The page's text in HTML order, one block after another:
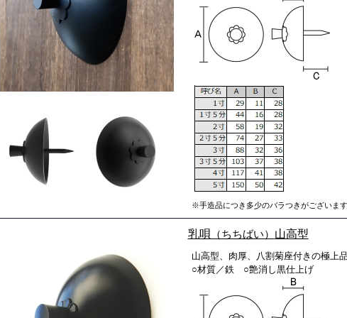
※手造品につき多少のバラつきがございます
乳唄 （ちちばい） 山高型
山高型、肉厚、八割菊座付きの極上品
○材質／鉄 ○艶消し黒仕上げ